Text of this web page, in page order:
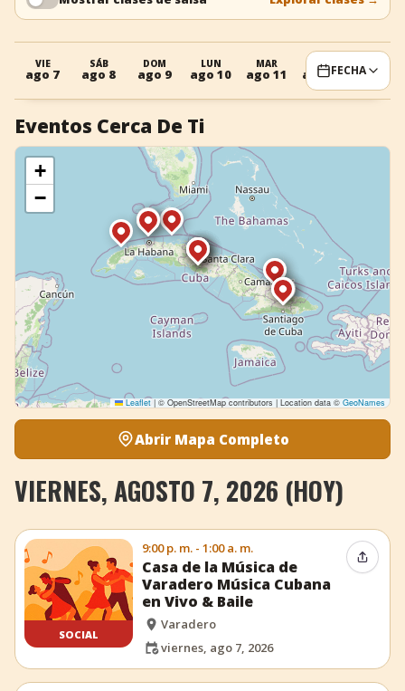
+ Añadir evento
VIE
ago 7
SÁB
ago 8
DOM
ago 9
LUN
ago 10
MAR
ago 11
MIÉ
ago 12 ago 13
FECHA
Eventos Cerca De Ti
+
−
Leaflet |© OpenStreetMap contributors | Location data ©GeoNames
Abrir Mapa Completo
VIERNES, AGOSTO 7, 2026 (HOY)
SOCIAL
9:00 p. m. - 1:00 a. m.
Casa de la Música de
Varadero Música Cubana
en Vivo & Baile
Varadero
viernes, ago 7, 2026